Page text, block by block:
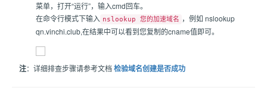
菜单，打开“运行”，输入cmd回车。
在命令行模式下输入 nslookup 您的加速域名 ，例如 nslookup
qn.vinchi.club,在结果中可以看到您复制的cname值即可。
注：详细排查步骤请参考文档 检验域名创建是否成功